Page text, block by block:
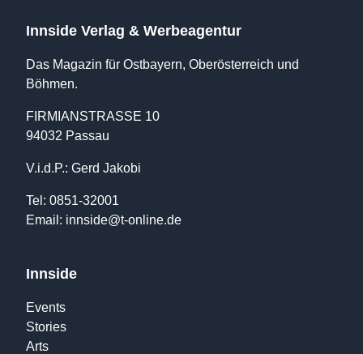
Innside Verlag & Werbeagentur
Das Magazin für Ostbayern, Oberösterreich und
Böhmen.
FIRMIANSTRASSE 10
94032 Passau
V.i.d.P.: Gerd Jakobi
Tel: 0851-32001
Email: innside@t-online.de
Innside
Events
Stories
Arts